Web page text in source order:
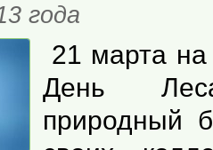
года
21 марта
День
природный